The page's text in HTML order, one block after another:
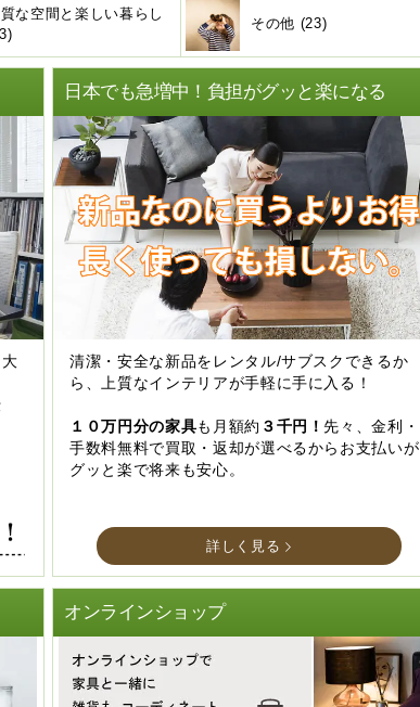
な空間と楽しい暮らし
その他 (23)
日本でも急増中！負担がグッと楽になる
清潔・安全な新品をレンタル/サブスクできるか
ら、上質なインテリアが手軽に手に入る！
１０万円分の家具も月額約 ３千円！先々、金利・
手数料無料で買取・返却が選べるからお支払いが
グッと楽で将来も安心。
詳しく見る
オンラインショップ